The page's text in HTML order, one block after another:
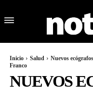
Inicio Salud
Nuevos
Franco
NUEVOS